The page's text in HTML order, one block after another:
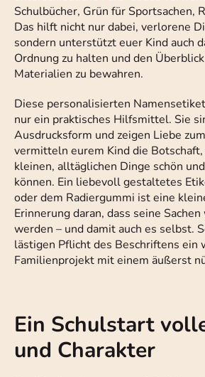
Schulbücher, Grün für Sportsachen,
Das hilft nicht nur dabei, verlorene
sondern unterstützt euer Kind auch
Ordnung zu halten und den
Materialien zu bewahren.
Diese personalisierten
nur ein praktisches Hilfsmittel. Sie
Ausdrucksform und zeigen Liebe
vermitteln eurem Kind die Botschaft,
kleinen, alltäglichen Dinge schön
können. Ein liebevoll gestaltetes
oder dem Radiergummi ist eine
Erinnerung daran, dass seine
werden – und damit auch es selbst.
lästigen Pflicht des Beschriftens ein
Familienprojekt mit einem äußerst
Ein Schulstart
und Charakter